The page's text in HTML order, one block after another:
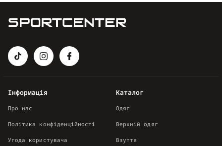
Каталог
Одяг
Верхній одяг
Взуття
Інформація
Про нас
Політика конфіденційності
Угода користувача